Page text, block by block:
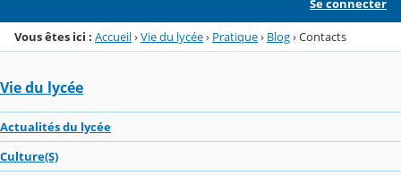
Se connecter
Vous êtes ici : Accueil›Vie du lycée› Pratique› Blog›Contacts
Vie du lycée
Actualités du lycée
Culture(S)